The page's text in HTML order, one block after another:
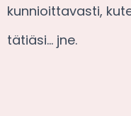
kunnioittavasti,
tätiäsi… jne.